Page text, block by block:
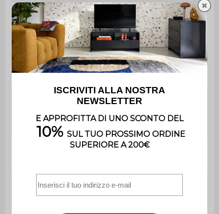
Utilizzo Interno
Uso
Utilizzo esclusivamente
domestico
Montaggio
Il prodotto è fornito di Kit di
montaggio e manuale di
istruzioni.
Altezza
regolabile
sì
✖